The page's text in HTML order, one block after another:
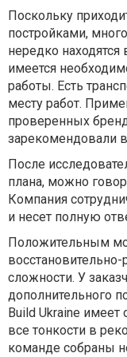
Поскольку
постройками,
нередко
имеется
работы. Есть
месту работ.
проверенных
зарекомендовали
После
плана, можно
Компания
и несет полную
Положительным
сложности. У
дополнительного
Build Ukraine
все тонкости в
команде собраны